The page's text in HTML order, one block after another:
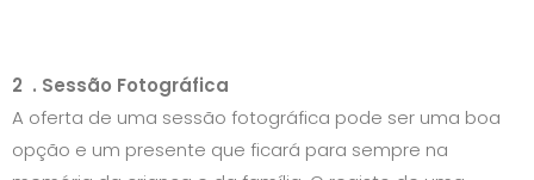
2 . Sessão Fotográfica
A oferta de uma sessão fotográfica pode ser uma boa
opção e um presente que ficará para sempre na